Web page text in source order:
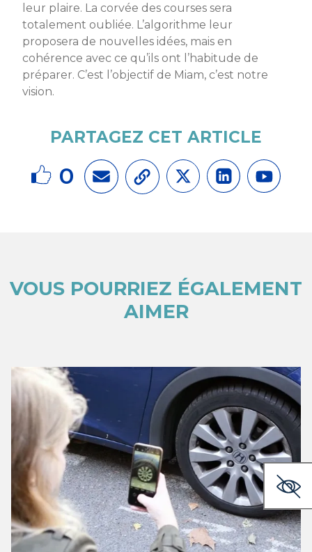
leur plaire. La corvée des courses sera
totalement oubliée. L’algorithme leur
proposera de nouvelles idées, mais en
cohérence avec ce qu’ils ont l’habitude de
préparer. C’est l’objectif de Miam, c’est notre
vision.
PARTAGEZ CET ARTICLE
0
VOUS POURRIEZ ÉGALEMENT
AIMER